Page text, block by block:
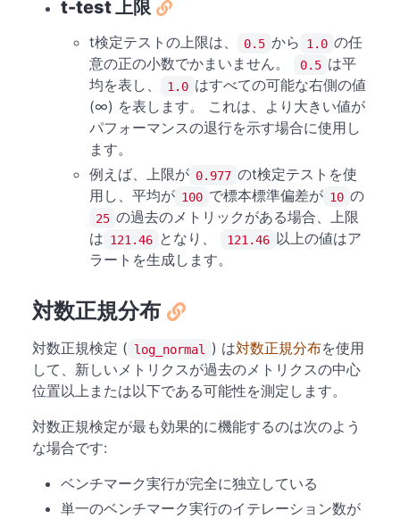
t-test 上限
t検定テストの上限は、 0.5 から 1.0 の任
意の正の小数でかまいません。
0.5 は平
均を表し、
1.0 はすべての可能な右側の値
(∞) を表します。 これは、より大きい値が
パフォーマンスの退行を示す場合に使用し
ます。
例えば、上限が 0.977 のt検定テストを使
用し、平均が 100 で標本標準偏差が 10 の
25 の過去のメトリックがある場合、上限
は 121.46 となり、 121.46 以上の値はア
ラートを生成します。
対数正規分布
対数正規検定 ( log_normal ) は対数正規分布を使用
して、新しいメトリクスが過去のメトリクスの中心
位置以上または以下である可能性を測定します。
対数正規検定が最も効果的に機能するのは次のよう
な場合です:
ベンチマーク実行が完全に独立している
単一のベンチマーク実行のイテレーション数が